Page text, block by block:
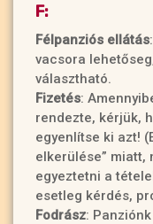
F:
Félpanziós ellátás
vacsora
választható.
Fizetés:
rendezte, kérjük,
egyenlítse ki azt!
elkerülése” miatt,
egyeztetni a
esetleg kérdés,
Fodrász: